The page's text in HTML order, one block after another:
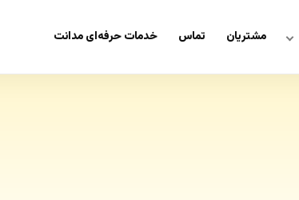
مشتریان تماس خدمات حرفه‌ای مدانت